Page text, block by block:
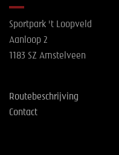
Sportpark 't Loopveld
Aanloop 2
1183 SZ Amstelveen
Routebeschrijving
Contact